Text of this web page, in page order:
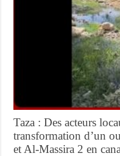
Taza : Des acteurs
transformation d’un
et Al-Massira 2 en